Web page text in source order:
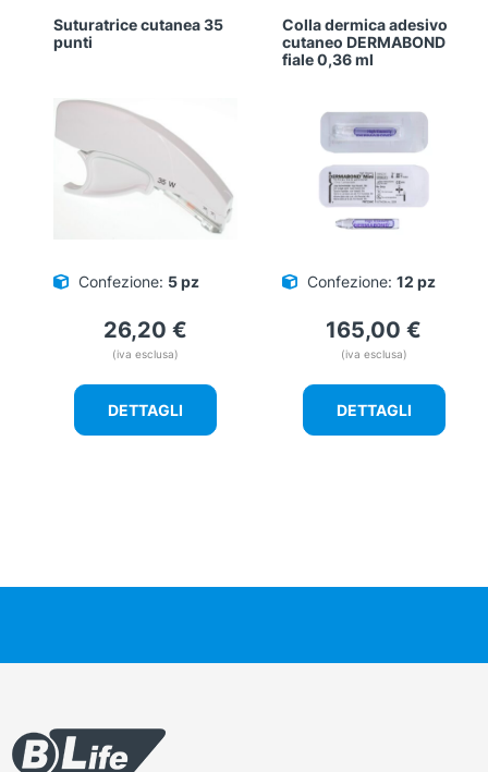
Suturatrice cutanea 35
punti
Confezione: 5 pz
26,20 €
(iva esclusa)
DETTAGLI
Colla dermica adesivo
cutaneo DERMABOND
fiale 0,36 ml
Confezione: 12 pz
165,00 €
(iva esclusa)
DETTAGLI